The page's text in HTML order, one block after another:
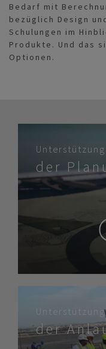
Bedarf mit
bezüglich Design
Schulungen im
Produkte. Und das
Optionen.
der
der